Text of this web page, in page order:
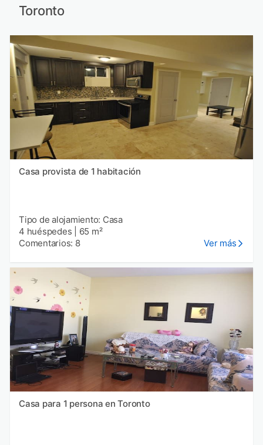
Toronto
Casa provista de 1 habitación
Tipo de alojamiento: Casa
4 huéspedes
65 m²
Comentarios: 8
Ver más
Casa para 1 persona en Toronto